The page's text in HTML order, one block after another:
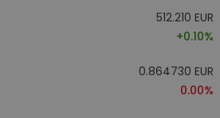
512.210 EUR
+0.10%
0.864730 EUR
0.00%